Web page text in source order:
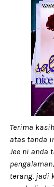
Terima
atas tanda
Jee ni anda
terang, jadi